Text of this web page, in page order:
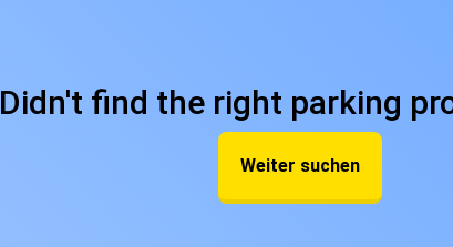
Didn't find the right parking
Weiter suchen